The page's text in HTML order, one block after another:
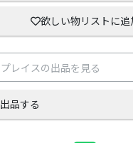
欲しい物リストに追
レイスの出品を見る
品する